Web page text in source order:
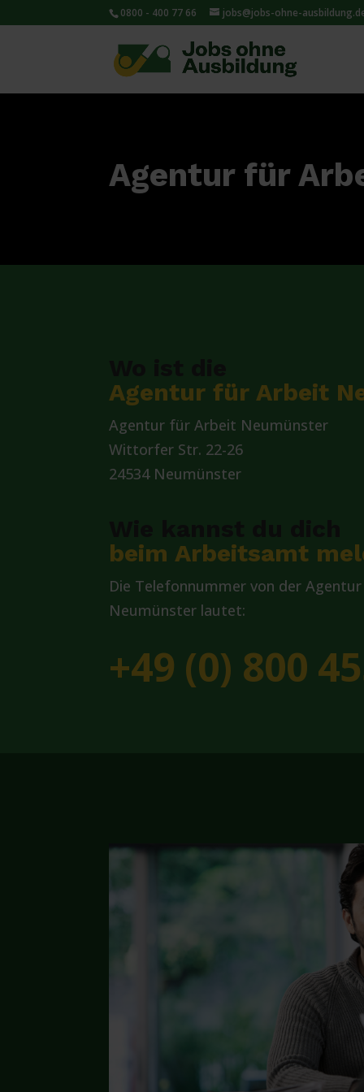
0800 - 400 77 66 jobs@jobs-ohne-
Agentur für
Agentur für Arbeit
Agentur für Arbeit Neumünster
Wittorfer Str. 22-26
24534 Neumünster
beim Arbeitsamt
Die Telefonnummer von der
Neumünster lautet:
+49 (0) 800